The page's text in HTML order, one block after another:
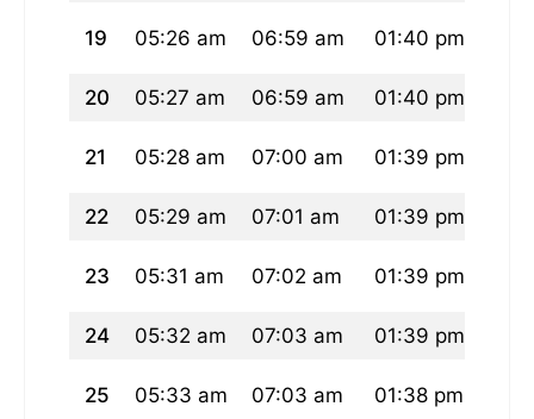
19 05:26 am 06:59 am 01:40 pm
20 05:27 am 06:59 am 01:40 pm
21 05:28 am 07:00 am 01:39 pm
22 05:29 am 07:01 am 01:39 pm
23 05:31 am 07:02 am 01:39 pm
24 05:32 am 07:03 am 01:39 pm
25 05:33 am 07:03 am 01:38 pm